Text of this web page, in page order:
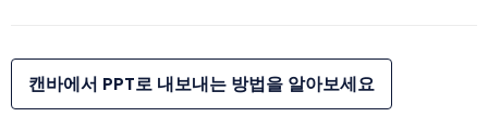
캔바에서 PPT로 내보내는 방법을 알아보세요